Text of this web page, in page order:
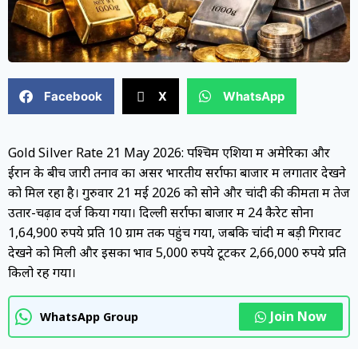
Facebook X WhatsApp
Gold Silver Rate 21 May 2026: पश्चिम एशिया में अमेरिका और
ईरान के बीच जारी तनाव का असर भारतीय सर्राफा बाजार में लगातार देखने
को मिल रहा है। गुरुवार 21 मई 2026 को सोने और चांदी की कीमतों में तेज
उतार-चढ़ाव दर्ज किया गया। दिल्ली सर्राफा बाजार में 24 कैरेट सोना
1,64,900 रुपये प्रति 10 ग्राम तक पहुंच गया, जबकि चांदी में बड़ी गिरावट
देखने को मिली और इसका भाव 5,000 रुपये टूटकर 2,66,000 रुपये प्रति
किलो रह गया।
WhatsApp Group Join Now